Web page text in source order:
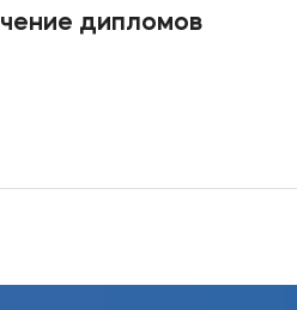
дипломов